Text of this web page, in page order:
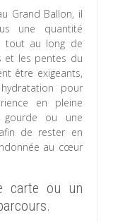
Grand Ballon, il
une quantité
tout au long de
et les pentes du
être exigeants,
pour
en pleine
gourde ou une
de rester en
au cœur
carte ou un